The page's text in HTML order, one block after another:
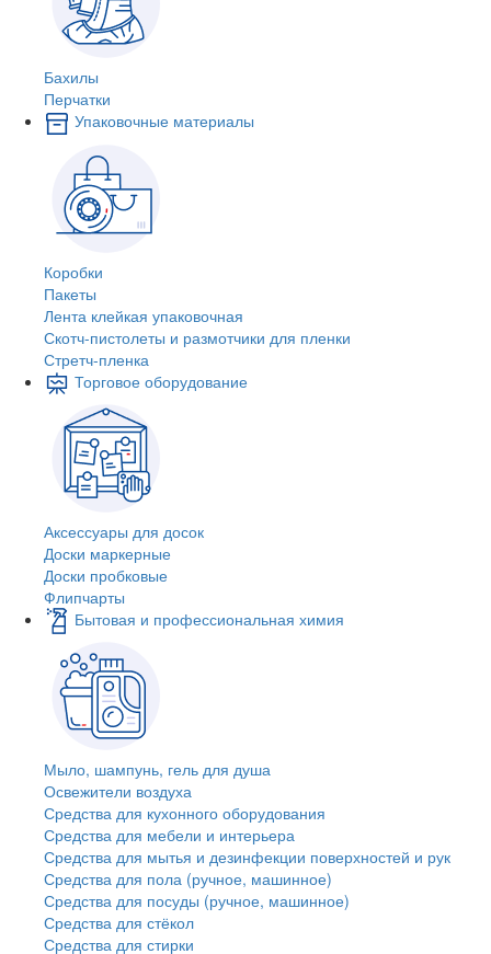
Бахилы
Перчатки
Упаковочные материалы
Коробки
Пакеты
Лента клейкая упаковочная
Скотч-пистолеты и размотчики для пленки
Стретч-пленка
Торговое оборудование
Аксессуары для досок
Доски маркерные
Доски пробковые
Флипчарты
Бытовая и профессиональная химия
Мыло, шампунь, гель для душа
Освежители воздуха
Средства для кухонного оборудования
Средства для мебели и интерьера
Средства для мытья и дезинфекции поверхностей и рук
Средства для пола (ручное, машинное)
Средства для посуды (ручное, машинное)
Средства для стёкол
Средства для стирки